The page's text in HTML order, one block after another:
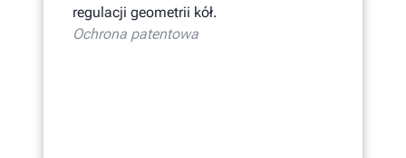
regulacji geometrii kół.
Ochrona patentowa